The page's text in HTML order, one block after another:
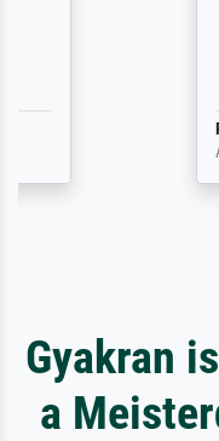
Gyakran
a